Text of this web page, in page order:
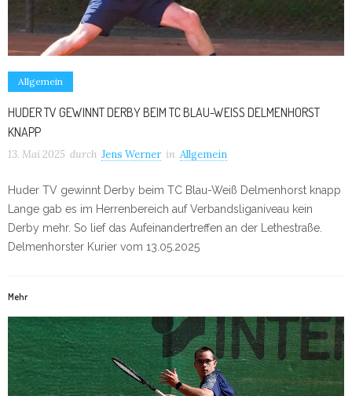
Allgemein
HUDER TV GEWINNT DERBY BEIM TC BLAU-WEISS DELMENHORST K
NAPP
13. Mai 2025 durch Jens Werner in Allgemein
Huder TV gewinnt Derby beim TC Blau-Weiß Delmenhorst knapp
Lange gab es im Herrenbereich auf Verbandsliganiveau kein
Derby mehr. So lief das Aufeinandertreffen an der Lethestraße.
Delmenhorster Kurier vom 13.05.2025
Mehr